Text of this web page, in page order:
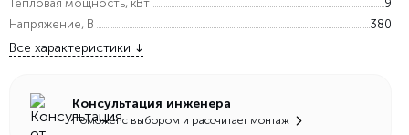
Тепловая мощность, кВт
9
Напряжение, В
380
Все характеристики
Консультация инженера
Поможет с выбором и рассчитает монтаж